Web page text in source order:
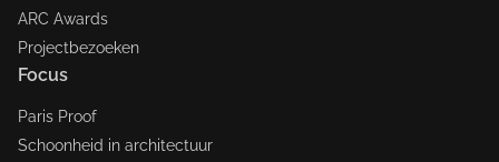
ARC Awards
Projectbezoeken
Focus
Paris Proof
Schoonheid in architectuur